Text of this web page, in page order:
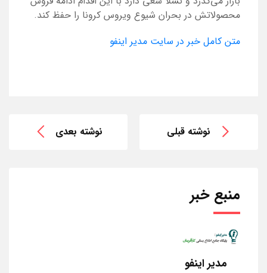
محصولاتش در بحران شیوع ویروس کرونا را حفظ کند.
متن کامل خبر در سایت مدیر اینفو
نوشته قبلی نوشته بعدی
منبع خبر
مدیر اینفو